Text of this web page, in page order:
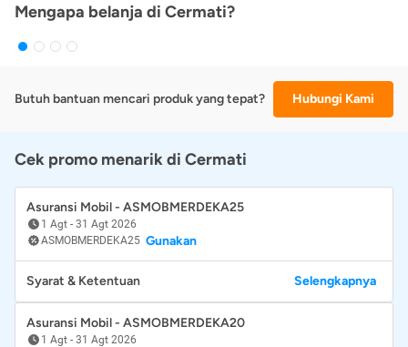
Mengapa belanja di Cermati?
Butuh bantuan mencari produk yang tepat? Hubungi Kami
Cek promo menarik di Cermati
Asuransi Mobil - ASMOBMERDEKA25
1 Agt - 31 Agt 2026
ASMOBMERDEKA25 Gunakan
Syarat & Ketentuan Selengkapnya
Asuransi Mobil - ASMOBMERDEKA20
1 Agt - 31 Agt 2026